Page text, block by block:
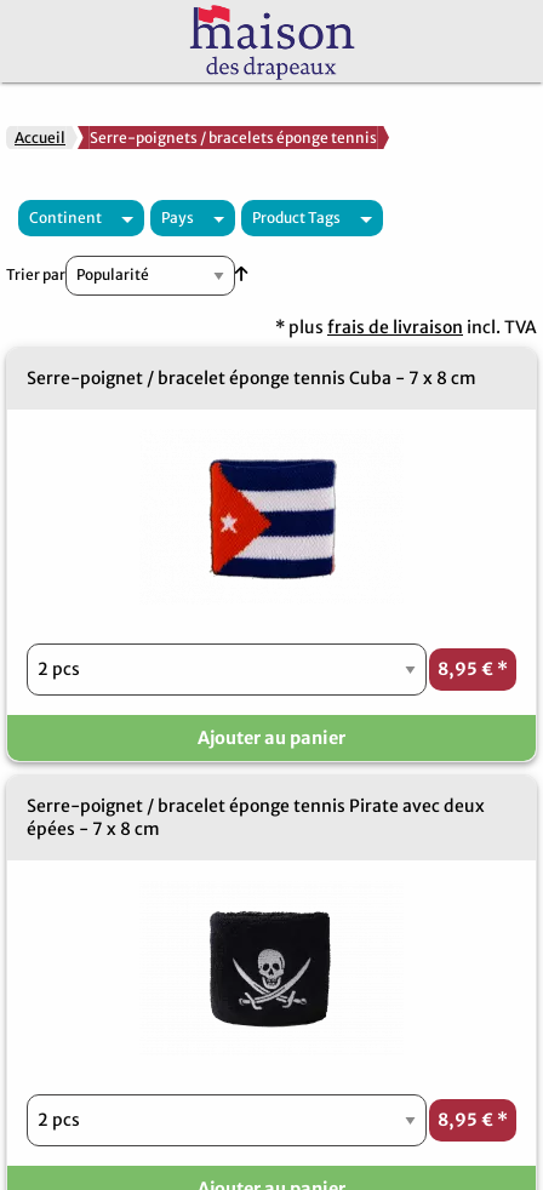
Accueil Serre-poignets / bracelets éponge tennis
Continent Pays Product Tags
Trier par Par ordre croissant
* plus frais de livraison incl. TVA
Serre-poignet / bracelet éponge tennis Cuba - 7 x 8 cm
8,95 € *
Ajouter au panier
Serre-poignet / bracelet éponge tennis Pirate avec deux
épées - 7 x 8 cm
8,95 € *